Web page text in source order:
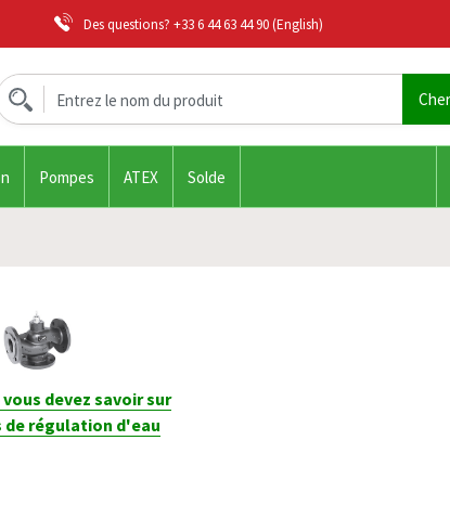
Des questions? +33 6 44 63 44 90(English)
Pompes ATEX Solde
devez savoir sur
de régulation d'eau